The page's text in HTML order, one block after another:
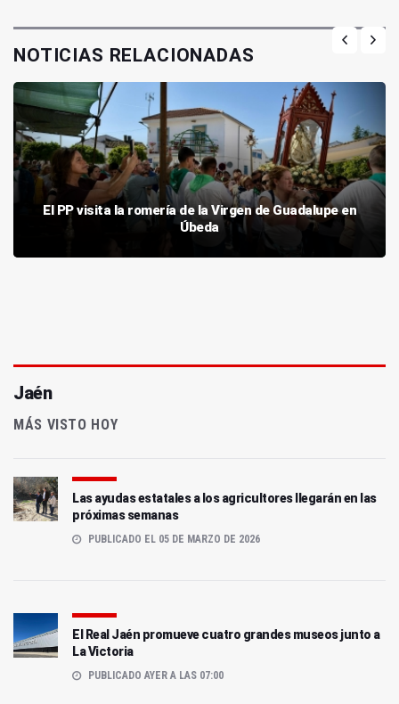
NOTICIAS RELACIONADAS
El PP visita la romería de la Virgen de Guadalupe en
Úbeda
Jaén
MÁS VISTO HOY
Las ayudas estatales a los agricultores llegarán en las
próximas semanas
PUBLICADO EL 05 DE MARZO DE 2026
El Real Jaén promueve cuatro grandes museos junto a
La Victoria
PUBLICADO AYER A LAS 07:00